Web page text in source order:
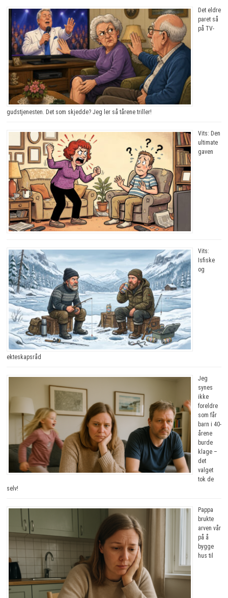
Det eldre
paret så
på TV-
gudstjenesten. Det som skjedde? Jeg ler så tårene triller!
Vits: Den
ultimate
gaven
Vits:
Isfiske
og
ekteskapsråd
Jeg
synes
ikke
foreldre
som får
barn i 40-
årene
burde
klage –
det
valget
tok de
selv!
Pappa
brukte
arven vår
på å
bygge
hus til